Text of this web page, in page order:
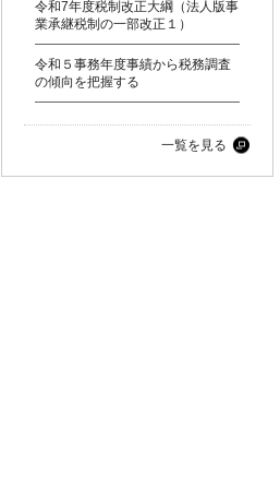
令和7年度税制改正大綱（法人版事
業承継税制の一部改正１）
令和５事務年度事績から税務調査
の傾向を把握する
一覧を見る